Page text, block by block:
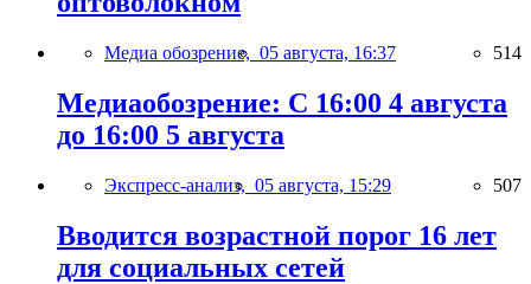
Медиа обозрение, 05 августа, 16:37 514
Медиаобозрение: С 16:00 4 августа
до 16:00 5 августа
Экспресс-анализ, 05 августа, 15:29 507
Вводится возрастной порог 16 лет
для социальных сетей